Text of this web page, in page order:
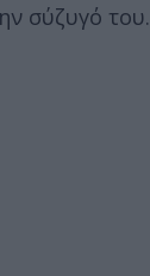
σύζυγό του.